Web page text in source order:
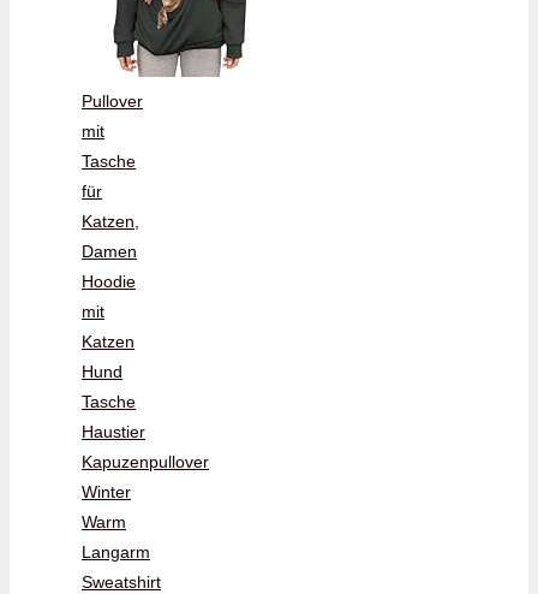
Pullover
mit
Tasche
für
Katzen,
Damen
Hoodie
mit
Katzen
Hund
Tasche
Haustier
Kapuzenpullover
Winter
Warm
Langarm
Sweatshirt